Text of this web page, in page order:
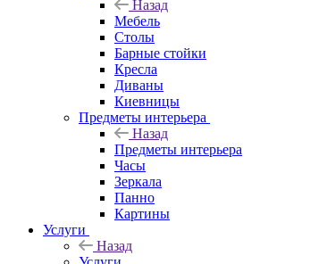
Назад
Мебель
Столы
Барные стойки
Кресла
Диваны
Киевницы
Предметы интерьера
Назад
Предметы интерьера
Часы
Зеркала
Панно
Картины
Услуги
Назад